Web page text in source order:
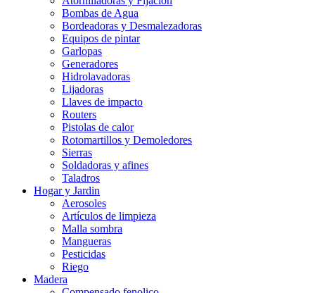
Bombas de Agua
Bordeadoras y Desmalezadoras
Equipos de pintar
Garlopas
Generadores
Hidrolavadoras
Lijadoras
Llaves de impacto
Routers
Pistolas de calor
Rotomartillos y Demoledores
Sierras
Soldadoras y afines
Taladros
Hogar y Jardin
Aerosoles
Artículos de limpieza
Malla sombra
Mangueras
Pesticidas
Riego
Madera